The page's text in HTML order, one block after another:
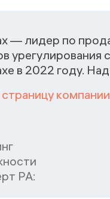
— лидер по
урегулирования
в 2022 году.
компании
РА: